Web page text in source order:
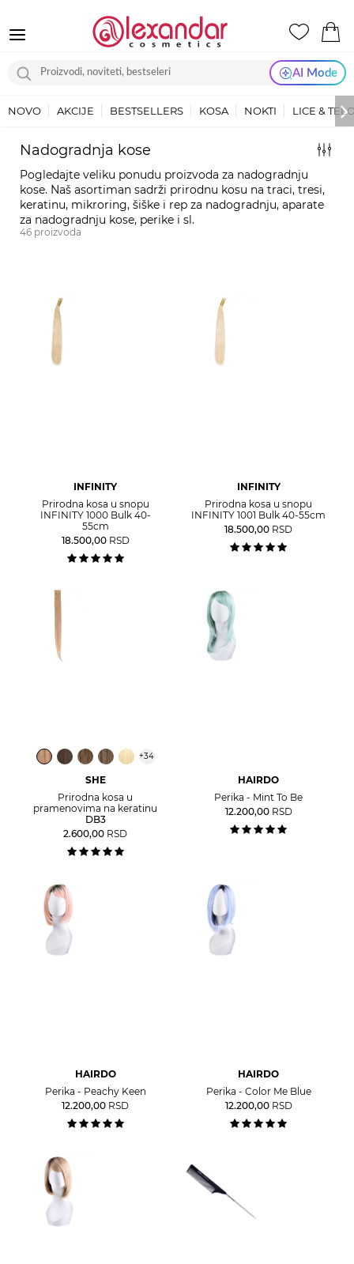
AI Mode
NOVO AKCIJE BESTSELLERS KOSA NOKTI LICE &
Nadogradnja kose
Pogledajte veliku ponudu proizvoda za nadogradnju
kose. Naš asortiman sadrži prirodnu kosu na traci, tresi,
keratinu, mikroring, šiške i rep za nadogradnju, aparate
za nadogradnju kose, perike i sl.
46 proizvoda
INFINITY
Prirodna kosa u snopu
INFINITY 1000 Bulk 40-
55cm
18.500,00 RSD
INFINITY
Prirodna kosa u snopu
INFINITY 1001 Bulk 40-55cm
18.500,00 RSD
+34
SHE
Prirodna kosa u
pramenovima na keratinu
DB3
2.600,00 RSD
HAIRDO
Perika - Mint To Be
12.200,00 RSD
HAIRDO
Perika - Peachy Keen
12.200,00 RSD
HAIRDO
Perika - Color Me Blue
12.200,00 RSD